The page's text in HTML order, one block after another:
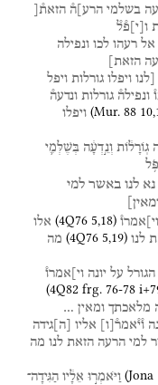
בשלמי הרע]ה֯ הזאת֯[
ו י פ֯ל֯
אל רעהו לכו ונפילה
הזאת]
[לנו ויפלו גורלות ויפל
ונפילה֯ גורלות ונדעה֯
(Mur. 88 10,
ויפלו
גֽוֹרָל֔וֹת וְנֵ֣דְעָ֔ה בְּשֶׁלְּמִ֛י
נא לנו באשר למי
וי]אמרו֯ (4Q76 5,18)
אלו
לנו (4Q76 5,19)
מה
הגורל על יונה וי]אמרו֯
(4Q82 frg. 76-78
מלאכתך ומאין …
ו֯י֯אמר֯ ו אליו ה גידה
למי הרעה הזאת לנו מה
(Jona וַיֹּאמְר֣וּ אֵלָ֔יו הַגִּידָה־